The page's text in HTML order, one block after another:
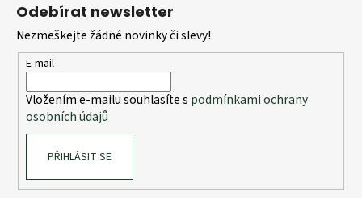
Odebírat newsletter
Nezmeškejte žádné novinky či slevy!
E-mail
Vložením e-mailu souhlasíte s podmínkami ochrany
osobních údajů
PŘIHLÁSIT SE